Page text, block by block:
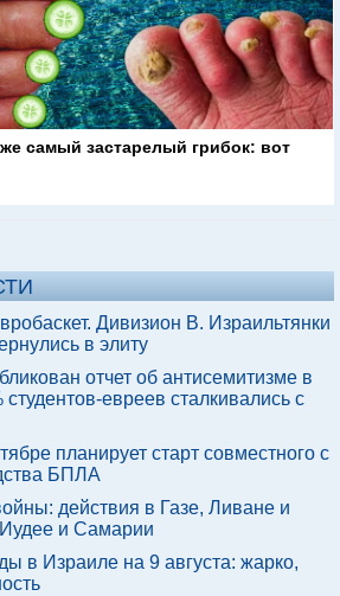
самый застарелый грибок: вот
Дивизион В. Израильтянки
в элиту
отчет об антисемитизме в
студентов-евреев сталкивались с
планирует старт совместного с
БПЛА
действия в Газе, Ливане и
и Самарии
в Израиле на 9 августа: жарко,